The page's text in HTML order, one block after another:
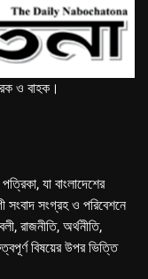
ও বাহক।
যা বাংলাদেশের
সংবাদ সংগ্রহ ও পরিবেশনে
রাজনীতি, অর্থনীতি,
বিষয়ের উপর ভিত্তি